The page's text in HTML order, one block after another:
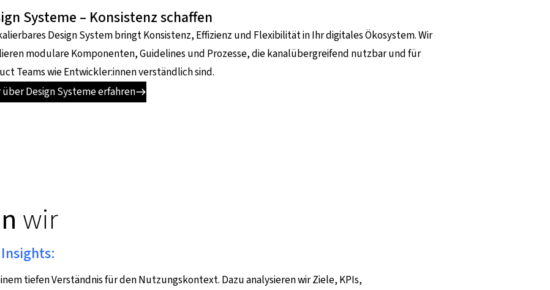
Systeme – Konsistenz schaffen
Design System bringt Konsistenz, Effizienz und Flexibilität in Ihr digitales Ökosystem. Wir
modulare Komponenten, Guidelines und Prozesse, die kanalübergreifend nutzbar und für
Teams wie Entwickler:innen verständlich sind.
über Design Systeme erfahren
wir
tiefen Verständnis für den Nutzungskontext. Dazu analysieren wir Ziele, KPIs,